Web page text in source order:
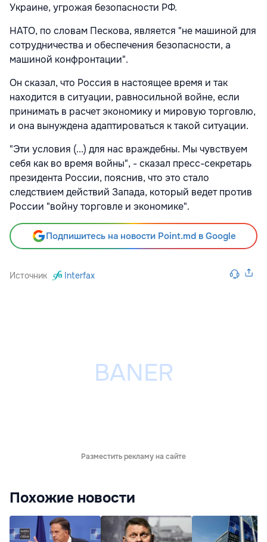
Украине, угрожая безопасности РФ.
НАТО, по словам Пескова, является "не машиной для
сотрудничества и обеспечения безопасности, а
машиной конфронтации".
Он сказал, что Россия в настоящее время и так
находится в ситуации, равносильной войне, если
принимать в расчет экономику и мировую торговлю,
и она вынуждена адаптироваться к такой ситуации.
"Эти условия (...) для нас враждебны. Мы чувствуем
себя как во время войны", - сказал пресс-секретарь
президента России, пояснив, что это стало
следствием действий Запада, который ведет против
России "войну торговле и экономике".
Подпишитесь на новости Point.md в Google
Источник Interfax
Разместить рекламу на сайте
Похожие новости